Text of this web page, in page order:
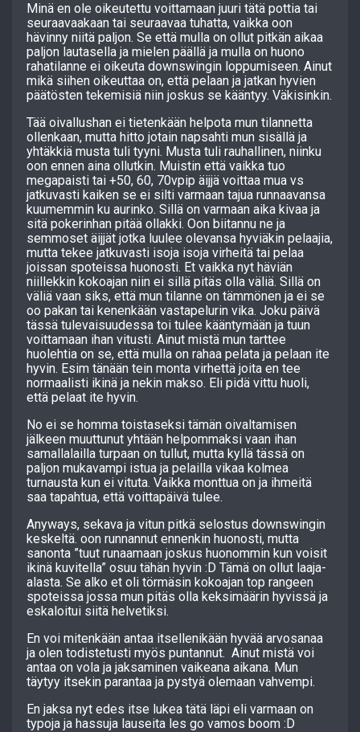
Minä en ole oikeutettu voittamaan juuri tätä pottia tai
seuraavaakaan tai seuraavaa tuhatta, vaikka oon
hävinny niitä paljon. Se että mulla on ollut pitkän aikaa
paljon lautasella ja mielen päällä ja mulla on huono
rahatilanne ei oikeuta downswingin loppumiseen. Ainut
mikä siihen oikeuttaa on, että pelaan ja jatkan hyvien
päätösten tekemisiä niin joskus se kääntyy. Väkisinkin.
Tää oivallushan ei tietenkään helpota mun tilannetta
ollenkaan, mutta hitto jotain napsahti mun sisällä ja
yhtäkkiä musta tuli tyyni. Musta tuli rauhallinen, niinku
oon ennen aina ollutkin. Muistin että vaikka tuo
megapaisti tai +50, 60, 70vpip äijjä voittaa mua vs
jatkuvasti kaiken se ei silti varmaan tajua runnaavansa
kuumemmin ku aurinko. Sillä on varmaan aika kivaa ja
sitä pokerinhan pitää ollakki. Oon biitannu ne ja
semmoset äijjät jotka luulee olevansa hyviäkin pelaajia,
mutta tekee jatkuvasti isoja isoja virheitä tai pelaa
joissan spoteissa huonosti. Et vaikka nyt häviän
niillekkin kokoajan niin ei sillä pitäs olla väliä. Sillä on
väliä vaan siks, että mun tilanne on tämmönen ja ei se
oo pakan tai kenenkään vastapelurin vika. Joku päivä
tässä tulevaisuudessa toi tulee kääntymään ja tuun
voittamaan ihan vitusti. Ainut mistä mun tarttee
huolehtia on se, että mulla on rahaa pelata ja pelaan ite
hyvin. Esim tänään tein monta virhettä joita en tee
normaalisti ikinä ja nekin makso. Eli pidä vittu huoli,
että pelaat ite hyvin.
No ei se homma toistaseksi tämän oivaltamisen
jälkeen muuttunut yhtään helpommaksi vaan ihan
samallalailla turpaan on tullut, mutta kyllä tässä on
paljon mukavampi istua ja pelailla vikaa kolmea
turnausta kun ei vituta. Vaikka monttua on ja ihmeitä
saa tapahtua, että voittapäivä tulee.
Anyways, sekava ja vitun pitkä selostus downswingin
keskeltä. oon runnannut ennenkin huonosti, mutta
sanonta ”tuut runaamaan joskus huonommin kun voisit
ikinä kuvitella” osuu tähän hyvin :D Tämä on ollut laaja-
alasta. Se alko et oli törmäsin kokoajan top rangeen
spoteissa jossa mun pitäs olla keksimäärin hyvissä ja
eskaloitui siitä helvetiksi.
En voi mitenkään antaa itsellenikään hyvää arvosanaa
ja olen todistetusti myös puntannut. Ainut mistä voi
antaa on vola ja jaksaminen vaikeana aikana. Mun
täytyy itsekin parantaa ja pystyä olemaan vahvempi.
En jaksa nyt edes itse lukea tätä läpi eli varmaan on
typoja ja hassuja lauseita les go vamos boom :D